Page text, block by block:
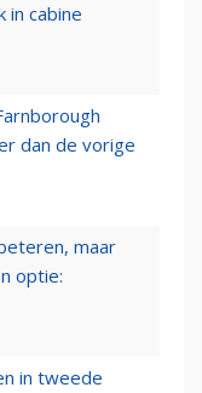
in cabine
dan de vorige
maar
optie:
in tweede